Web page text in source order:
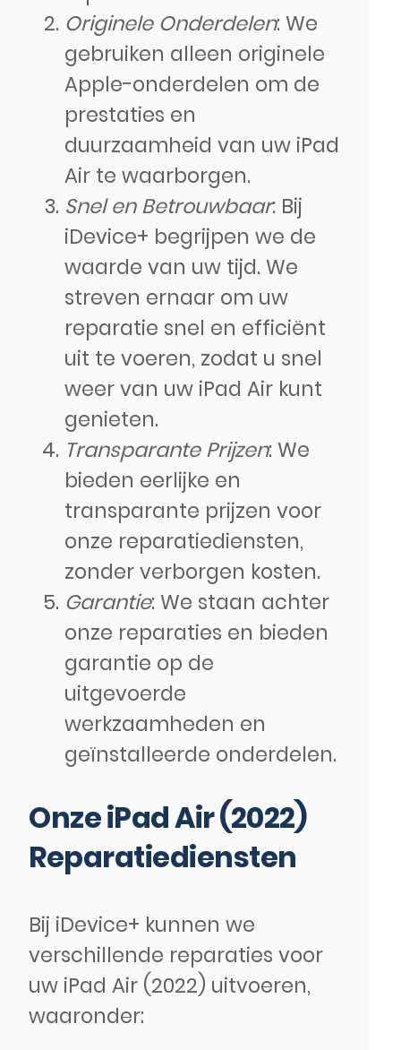
Originele Onderdelen: We
gebruiken alleen originele
Apple-onderdelen om de
prestaties en
duurzaamheid van uw iPad
Air te waarborgen.
Snel en Betrouwbaar: Bij
iDevice+ begrijpen we de
waarde van uw tijd. We
streven ernaar om uw
reparatie snel en efficiënt
uit te voeren, zodat u snel
weer van uw iPad Air kunt
genieten.
Transparante Prijzen: We
bieden eerlijke en
transparante prijzen voor
onze reparatiediensten,
zonder verborgen kosten.
Garantie: We staan achter
onze reparaties en bieden
garantie op de
uitgevoerde
werkzaamheden en
geïnstalleerde onderdelen.
Onze iPad Air (2022)
Reparatiediensten
Bij iDevice+ kunnen we
verschillende reparaties voor
uw iPad Air (2022) uitvoeren,
waaronder: